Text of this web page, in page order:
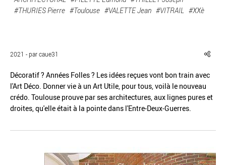
#THURIES Pierre #Toulouse #VALETTE Jean #VITRAIL #XXè
2021 - par caue31
Décoratif ? Années Folles ? Les idées reçues vont bon train avec
l'Art Déco. Donner vie à un Art Utile, pour tous, voilà le nouveau
crédo. Toulouse prouve par ses architectures, aux lignes pures et
droites, qu'elle était à la pointe dans l'Entre-Deux-Guerres.